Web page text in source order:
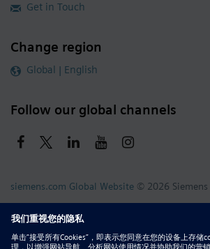
Get in Touch
Change region
Global | English
Follow our global channels
siemens.com Global Website © 2026 Siemens
Whistleblowing
DMCA
Privacy Notice Terms of Use